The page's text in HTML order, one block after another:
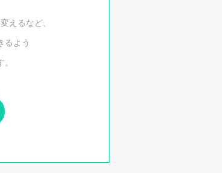
えるなど、
るよう